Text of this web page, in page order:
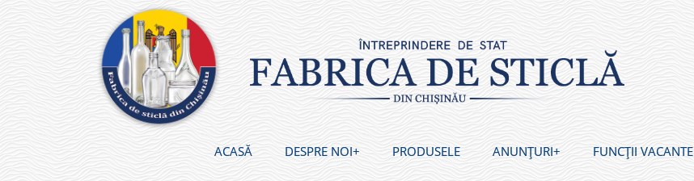
content
ACASĂ DESPRE NOI PRODUSELE ANUNȚURI FUNCȚII VACANTE